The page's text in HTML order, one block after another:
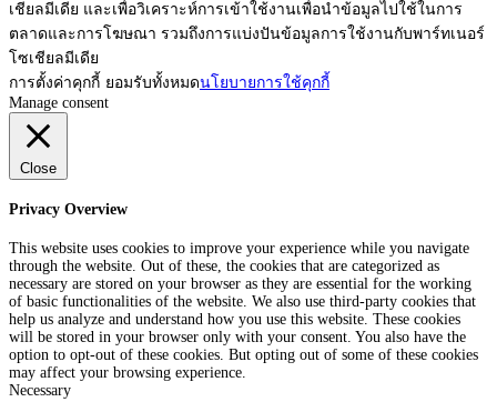
เชียลมีเดีย และเพื่อวิเคราะห์การเข้าใช้งานเพื่อนำข้อมูลไปใช้ในการ
ตลาดและการโฆษณา รวมถึงการแบ่งปันข้อมูลการใช้งานกับพาร์ทเนอร์
โซเชียลมีเดีย
การตั้งค่าคุกกี้ ยอมรับทั้งหมดนโยบายการใช้คุกกี้
Manage consent
Close
Privacy Overview
This website uses cookies to improve your experience while you navigate
through the website. Out of these, the cookies that are categorized as
necessary are stored on your browser as they are essential for the working
of basic functionalities of the website. We also use third-party cookies that
help us analyze and understand how you use this website. These cookies
will be stored in your browser only with your consent. You also have the
option to opt-out of these cookies. But opting out of some of these cookies
may affect your browsing experience.
Necessary